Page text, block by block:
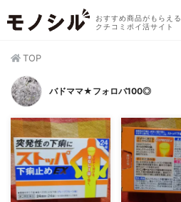
おすすめ商品がもらえる
クチコミポイ活サイト
TOP
バドママ★フォロバ100◎